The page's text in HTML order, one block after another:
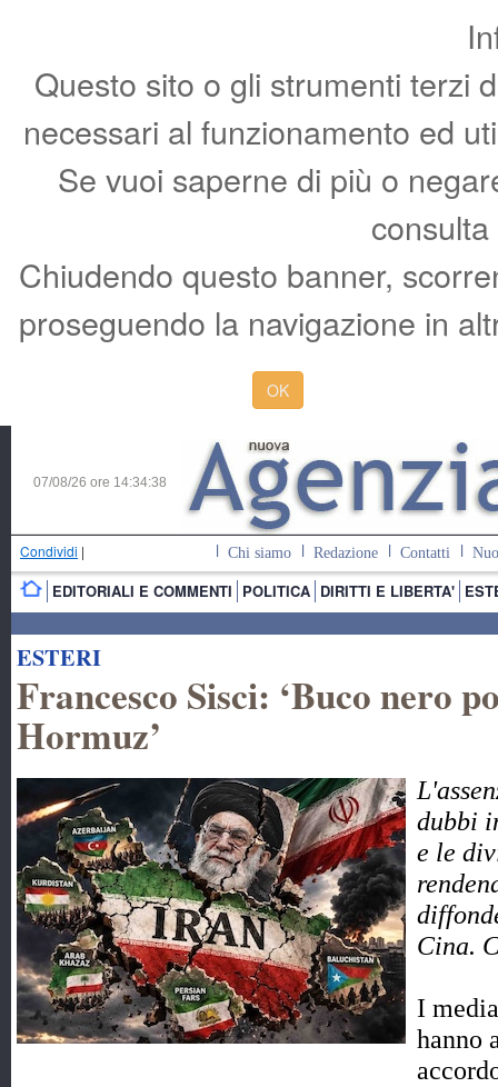
Questo sito o gli strumenti terzi
necessari al funzionamento ed
Se vuoi saperne di più o
Chiudendo questo banner,
proseguendo la navigazione in
OK
07/08/26 ore 14:34:39
Condividi | Chi siamo Redazione Contatti
EDITORIALI E COMMENTI POLITICA DIRITTI E LIBERTA'
ESTERI
Francesco Sisci: ‘Buco nero
Hormuz’
dubbi
e le
Cina.
I
hanno